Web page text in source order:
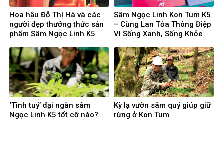
Hoa hậu Đỗ Thị Hà và các
người đẹp thưởng thức sản
phẩm Sâm Ngọc Linh K5
Sâm Ngọc Linh Kon Tum K5
– Cùng Lan Tỏa Thông Điệp
Vì Sống Xanh, Sống Khỏe
‘Tinh tuý’ đại ngàn sâm
Ngọc Linh K5 tốt cỡ nào?
Kỳ lạ vườn sâm quý giúp giữ
rừng ở Kon Tum